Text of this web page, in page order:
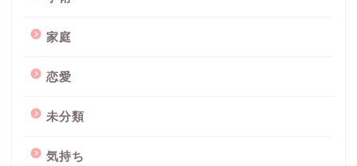
家庭
恋愛
未分類
気持ち